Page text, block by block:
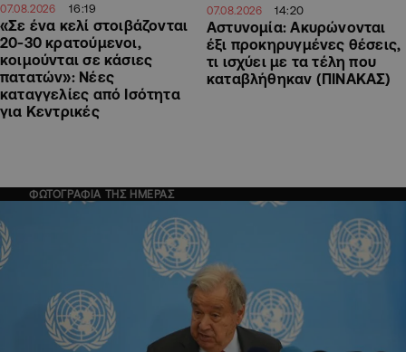
07.08.2026 16:19
«Σε ένα κελί στοιβάζονται
20-30 κρατούμενοι,
κοιμούνται σε κάσιες
πατατών»: Νέες
καταγγελίες από Ισότητα
για Κεντρικές
07.08.2026 14:20
Αστυνομία: Ακυρώνονται
έξι προκηρυγμένες θέσεις,
τι ισχύει με τα τέλη που
καταβλήθηκαν (ΠΙΝΑΚΑΣ)
ΦΩΤΟΓΡΑΦΙΑ ΤΗΣ ΗΜΕΡΑΣ